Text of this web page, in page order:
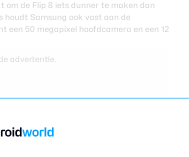
om de Flip 8 iets dunner te maken dan
houdt Samsung ook vast aan de
een 50 megapixel hoofdcamera en een 12
advertentie.